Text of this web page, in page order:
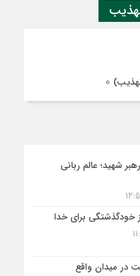
شهید؛ عالم ربانی
خودگذشتگی برای خدا
در میدان واقع